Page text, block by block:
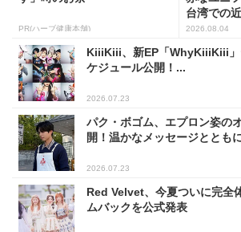
PR(ハーブ健康本舗)
台湾での
2026.08.04
KiiiKiii、新EP「WhyKiiiKiii」
ケジュール公開！...
2026.07.23
パク・ボゴム、エプロン姿の
開！温かなメッセージととも
2026.07.23
Red Velvet、今夏ついに完全
ムバックを公式発表